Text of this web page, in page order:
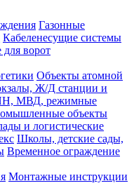
Газонные
Кабеленесущие системы
ворот
Объекты атомной
Ж/Д станции и
МВД, режимные
объекты
и логистические
Школы, детские сады,
Временное ограждение
Монтажные инструкции